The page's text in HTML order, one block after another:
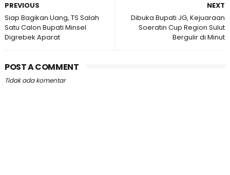
NEXT
Dibuka Bupati JG, Kejuaraan
Soeratin Cup Region Sulut
Bergulir di Minut
PREVIOUS
Siap Bagikan Uang, TS Salah
Satu Calon Bupati Minsel
Digrebek Aparat
POST A COMMENT
Tidak ada komentar